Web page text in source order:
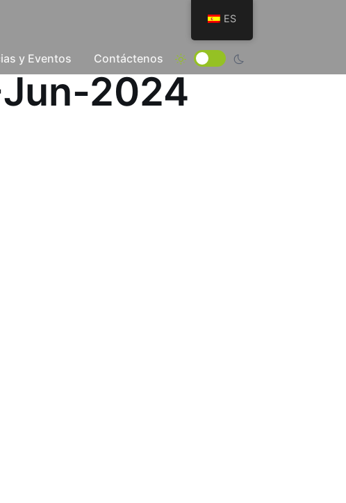
y Eventos Contáctenos
2024
ES